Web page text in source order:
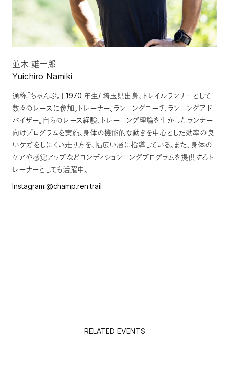
並木 雄一郎
Yuichiro Namiki
通称「ちゃんぷ。」 1970 年生/ 埼玉県出身、トレイルランナーとして
数々のレースに参加。トレーナー、ランニングコーチ、ランニングアド
バイザー。自らのレース経験、トレーニング理論を生かしたランナー
向けプログラムを実施。身体の機能的な動きを中心とした効率の良
いケガをしにくい走り方を、幅広い層に指導している。また、身体の
ケアや感覚アップなどコンディションニングプログラムを提供するト
レーナーとしても活躍中。
Instagram:@champ.ren.trail
RELATED EVENTS